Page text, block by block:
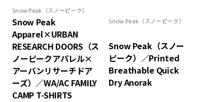
Snow Peak（スノーピーク）
Snow Peak
Apparel×URBAN
RESEARCH DOORS（ス
ノーピークアパレル×
アーバンリサーチドア
ーズ）／WA/AC FAMILY
CAMP T-SHIRTS
Snow Peak（スノーピーク）
Snow Peak（スノー
ピーク）／Printed
Breathable Quick
Dry Anorak